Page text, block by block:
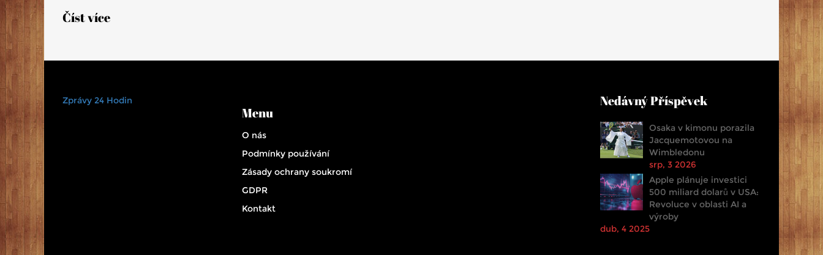
Číst více
Zprávy 24 Hodin
Menu
O nás
Podmínky používání
Zásady ochrany soukromí
GDPR
Kontakt
Nedávný Příspěvek
Osaka v kimonu porazila
Jacquemotovou na
Wimbledonu
srp, 3 2026
Apple plánuje investici
500 miliard dolarů v USA:
Revoluce v oblasti AI a
výroby
dub, 4 2025